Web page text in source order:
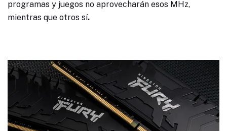
programas y juegos no aprovecharán esos MHz,
mientras que otros sí.